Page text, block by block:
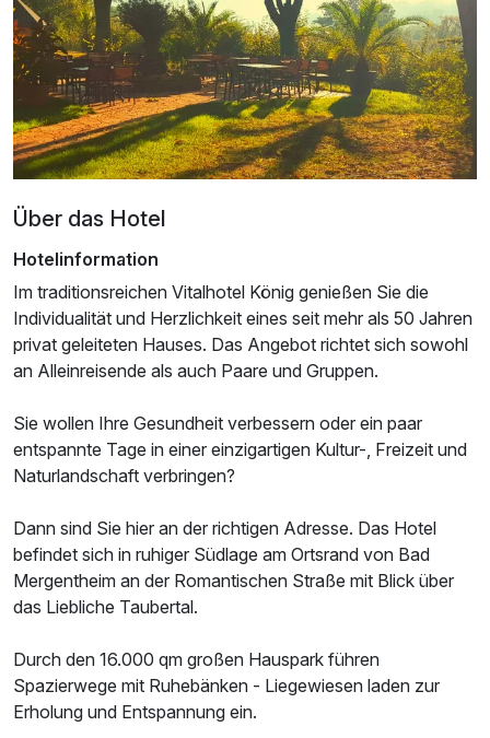
Doppelzimmer Standard
2 Erwachsene und 1 Kind
Ausstattung
2 Erwachsene und 1 Kind
Über das Hotel
Hotelinformation
Im traditionsreichen Vitalhotel König genießen Sie die
Individualität und Herzlichkeit eines seit mehr als 50 Jahren
privat geleiteten Hauses. Das Angebot richtet sich sowohl
an Alleinreisende als auch Paare und Gruppen.
Sie wollen Ihre Gesundheit verbessern oder ein paar
entspannte Tage in einer einzigartigen Kultur-, Freizeit und
Naturlandschaft verbringen?
Dann sind Sie hier an der richtigen Adresse. Das Hotel
befindet sich in ruhiger Südlage am Ortsrand von Bad
Mergentheim an der Romantischen Straße mit Blick über
das Liebliche Taubertal.
Durch den 16.000 qm großen Hauspark führen
Spazierwege mit Ruhebänken - Liegewiesen laden zur
Erholung und Entspannung ein.